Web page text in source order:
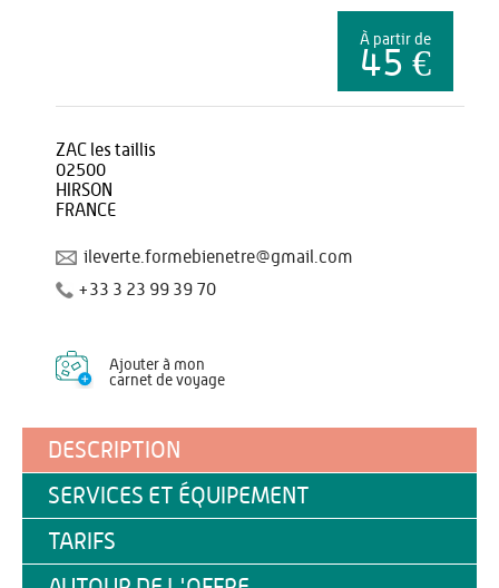
À partir de
45 €
ZAC les taillis
02500
HIRSON
FRANCE
ileverte.formebienetre@gmail.com
+33 3 23 99 39 70
Ajouter à mon
carnet de voyage
DESCRIPTION
SERVICES ET ÉQUIPEMENT
TARIFS